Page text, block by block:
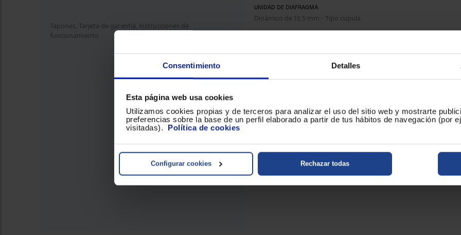
Consentimiento Detalles
Esta página web usa cookies
Utilizamos cookies propias y de terceros para analizar el uso del sitio web y mostrarte
preferencias sobre la base de un perfil elaborado a partir de tus hábitos de navegación (por
visitadas). Política de cookies
Rechazar todas
Configurar cookies
UNIDAD DE DIAFRAGMA
Dinámico de 13,5 mm - Tipo cúpula
1,2 m
Tapones, Tarjeta de garantía, Instrucciones de
funcionamiento